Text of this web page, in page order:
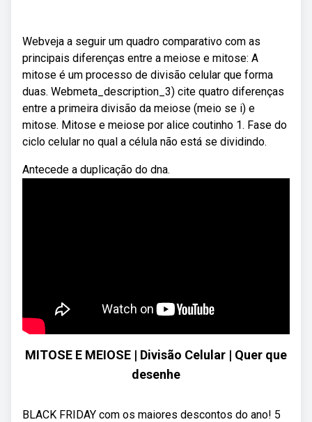
Webveja a seguir um quadro comparativo com as
principais diferenças entre a meiose e mitose: A
mitose é um processo de divisão celular que forma
duas. Webmeta_description_3) cite quatro diferenças
entre a primeira divisão da meiose (meio se i) e
mitose. Mitose e meiose por alice coutinho 1. Fase do
ciclo celular no qual a célula não está se dividindo.
Antecede a duplicação do dna.
MITOSE E MEIOSE | Divisão Celular | Quer que
desenhe
BLACK FRIDAY com os maiores descontos do ano! 5